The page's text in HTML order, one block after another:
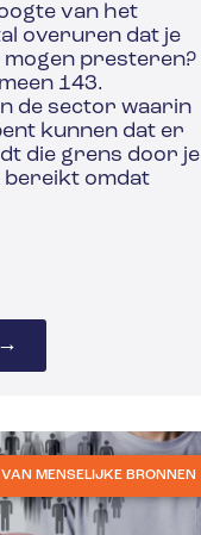
van het
overuren dat je
presteren?
143.
de sector waarin
kunnen dat er
die grens door je
omdat
VAN MENSELIJKE BRONNEN